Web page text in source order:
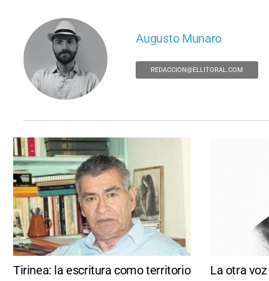
Augusto Munaro
REDACCION@ELLITORAL.COM
Tirinea: la escritura como territorio La otra